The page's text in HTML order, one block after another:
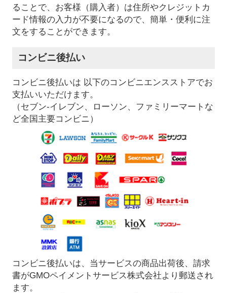
ることで、お客様（購入者）は住所やクレジットカ
ード情報の入力が不要になるので、簡単・便利に注
文をすることができます。
コンビニ後払い
コンビニ後払いは 以下のコンビニエンスストアでお
支払いいただけます。
（セブン-イレブン、ローソン、ファミリーマートな
ど全国主要コンビニ）
コンビニ後払いは、当サービスの商品出荷後、請求
書がGMOペイメントサービス株式会社より郵送され
ます。